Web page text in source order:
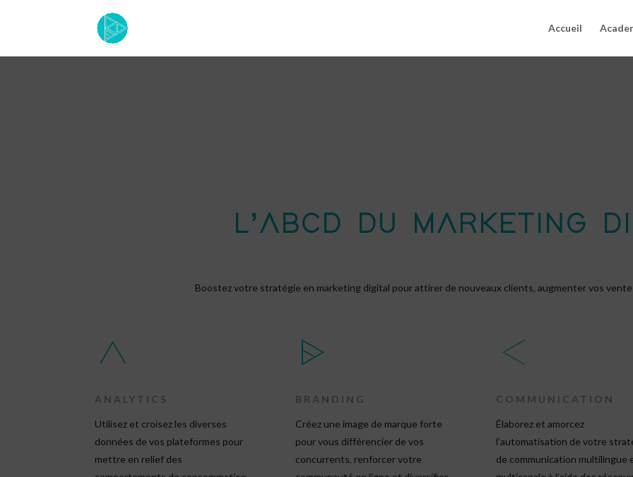
Accueil
L’ABCD DU MARKETING
Boostez votre stratégie en marketing digital pour attirer de nouveaux clients, augmenter vos
ANALYTICS
Utilisez et croisez les diverses
données de vos plateformes pour
mettre en relief des
BRANDING
Créez une image de marque forte
pour vous différencier de vos
concurrents, renforcer votre
COMMUNICATION
Élaborez et amorcez
l’automatisation de votre
de communication multilingue